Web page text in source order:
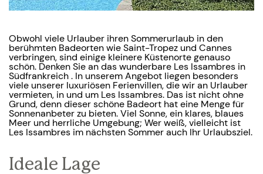
Obwohl viele Urlauber ihren Sommerurlaub in den
berühmten Badeorten wie Saint-Tropez und Cannes
verbringen, sind einige kleinere Küstenorte genauso
schön. Denken Sie an das wunderbare Les Issambres in
Südfrankreich . In unserem Angebot liegen besonders
viele unserer luxuriösen Ferienvillen, die wir an Urlauber
vermieten, in und um Les Issambres. Das ist nicht ohne
Grund, denn dieser schöne Badeort hat eine Menge für
Sonnenanbeter zu bieten. Viel Sonne, ein klares, blaues
Meer und herrliche Umgebung; Wer weiß, vielleicht ist
Les Issambres im nächsten Sommer auch Ihr Urlaubsziel.
Ideale Lage